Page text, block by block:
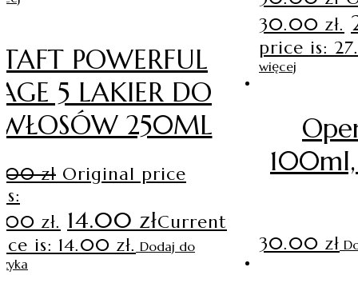
TAFT POWERFUL
5 LAKIER DO
250ML
zł Original price
zł. 14.00 złCurrent
is: 14.00 zł. Dodaj do
30.00 zł.
price is:
więcej
30.00 zł